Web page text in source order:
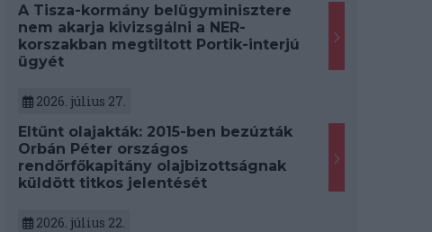
A Tisza-kormány belügyminisztere
nem akarja kivizsgálni a NER-
korszakban megtiltott Portik-interjú
ügyét
2026. július 27.
Eltűnt olajakták: 2015-ben bezúzták
Orbán Péter országos
rendőrfőkapitány olajbizottságnak
küldött titkos jelentését
2026. július 22.